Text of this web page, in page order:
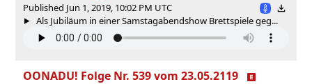
Published Jun 1, 2019, 10:02 PM UTC
Als Jubiläum in einer Samstagabendshow Brettspiele geg...
OONADU! Folge Nr. 539 vom 23.05.2119